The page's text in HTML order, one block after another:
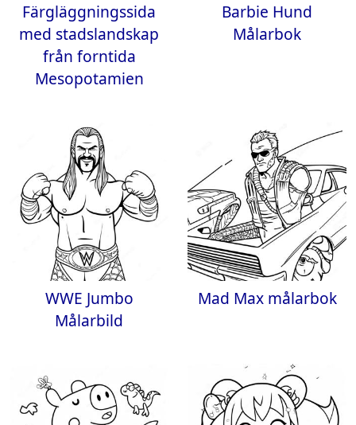
Färgläggningssida
med stadslandskap
från forntida
Mesopotamien
Barbie Hund
Målarbok
WWE Jumbo
Målarbild
Mad Max målarbok